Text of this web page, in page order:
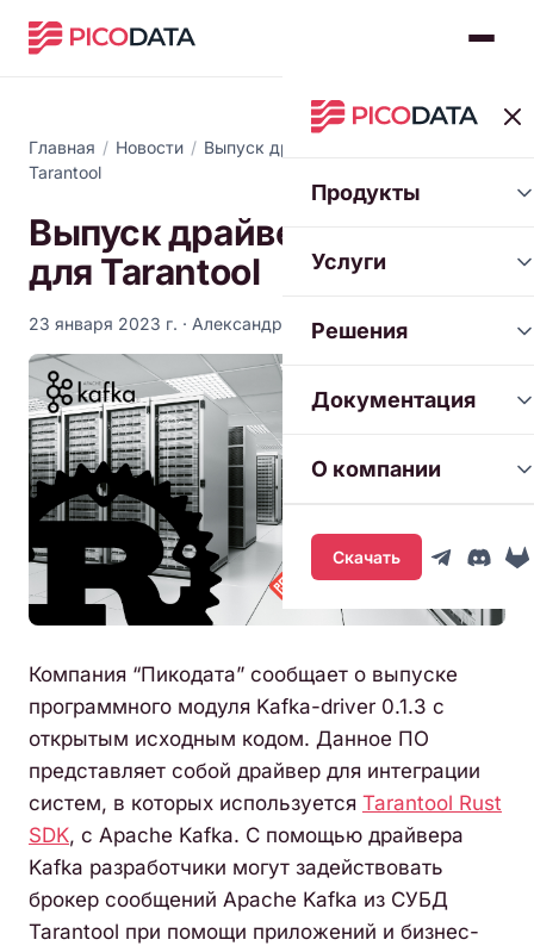
Продукты
Услуги
Решения
Документация
О компании
Скачать
Главная / Новости / Выпуск драйвера Kafka для
Tarantool
Выпуск драйвера Kafka
для Tarantool
23 января 2023 г. · Александр Толстой
Компания “Пикодата” сообщает о выпуске
программного модуля Kafka-driver 0.1.3 с
открытым исходным кодом. Данное ПО
представляет собой драйвер для интеграции
систем, в которых используется Tarantool Rust
SDK, с Apache Kafka. С помощью драйвера
Kafka разработчики могут задействовать
брокер сообщений Apache Kafka из СУБД
Tarantool при помощи приложений и бизнес-